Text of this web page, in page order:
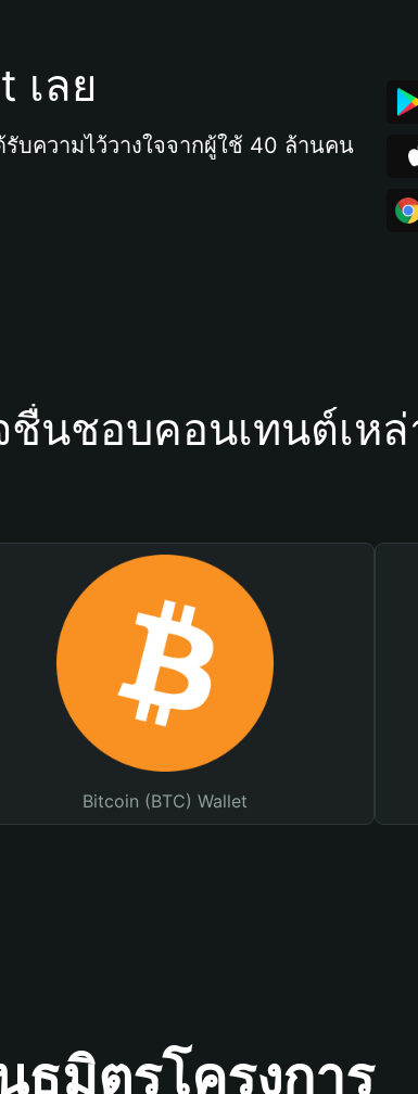
เลย
บความไว้วางใจจากผู้ใช้ 40 ล้านคน
นชอบคอนเทนต์เห
Bitcoin (BTC) Wallet
ธมิตรโครงการ